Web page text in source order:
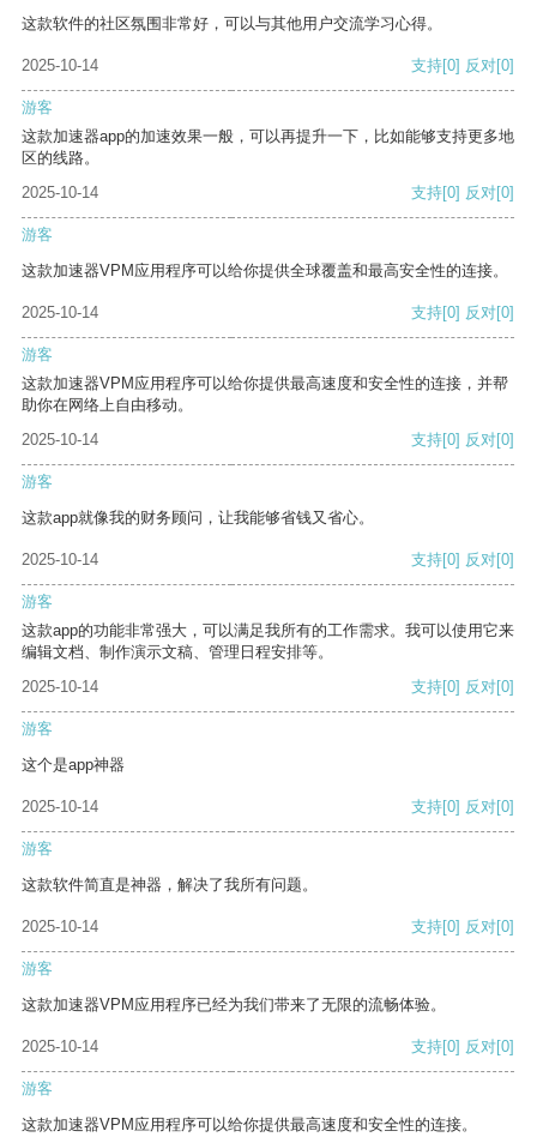
这款软件的社区氛围非常好，可以与其他用户交流学习心得。
2025-10-14 支持[0] 反对[0]
游客
这款加速器app的加速效果一般，可以再提升一下，比如能够支持更多地
区的线路。
2025-10-14
支持[0] 反对[0]
游客
这款加速器VPM应用程序可以给你提供全球覆盖和最高安全性的连接。
2025-10-14 支持[0] 反对[0]
游客
这款加速器VPM应用程序可以给你提供最高速度和安全性的连接，并帮
助你在网络上自由移动。
2025-10-14
支持[0] 反对[0]
游客
这款app就像我的财务顾问，让我能够省钱又省心。
2025-10-14 支持[0] 反对[0]
游客
这款app的功能非常强大，可以满足我所有的工作需求。我可以使用它来
编辑文档、制作演示文稿、管理日程安排等。
2025-10-14
支持[0] 反对[0]
游客
这个是app神器
2025-10-14 支持[0] 反对[0]
游客
这款软件简直是神器，解决了我所有问题。
2025-10-14 支持[0] 反对[0]
游客
这款加速器VPM应用程序已经为我们带来了无限的流畅体验。
2025-10-14 支持[0] 反对[0]
游客
这款加速器VPM应用程序可以给你提供最高速度和安全性的连接。